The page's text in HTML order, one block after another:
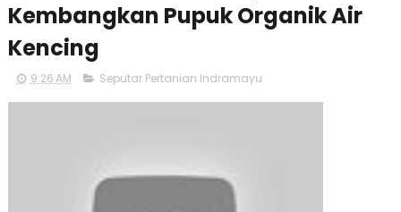
Kembangkan Pupuk Organik Air
Kencing
9:26 AM Seputar Pertanian Indramayu